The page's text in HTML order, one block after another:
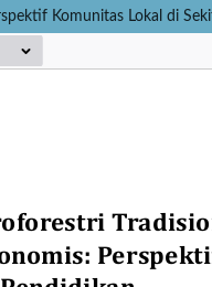
Komunitas Lokal di